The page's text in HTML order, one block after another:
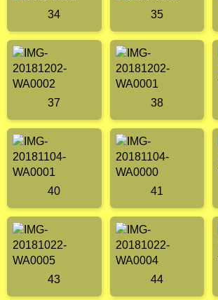
34 35
37 38
40 41
43 44